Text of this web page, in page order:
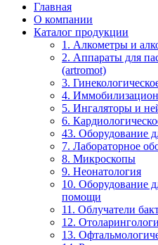
Главная
О компании
Каталог продукции
1. Алкометры и
2. Аппараты для
(artromot)
3.
4.
5. Ингаляторы и
6.
43. Оборудование
7. Лабораторное
8. Микроскопы
9. Неонатология
10. Оборудование
помощи
11. Облучатели
12.
13.